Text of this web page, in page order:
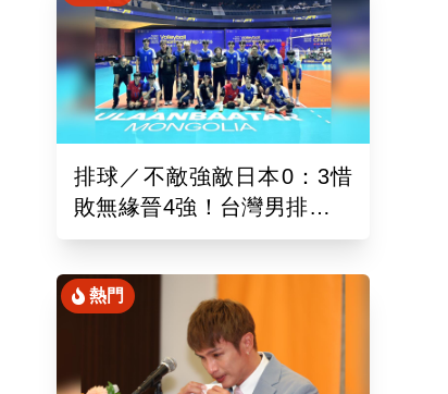
排球／不敵強敵日本0：3惜
敗無緣晉4強！台灣男排亞洲
東區排球錦標賽續拚最佳名
熱門